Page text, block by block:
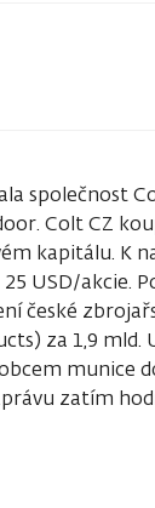
společnost
Colt CZ
kapitálu. K
USD/akcie.
české
za 1,9 mld.
munice
zatím